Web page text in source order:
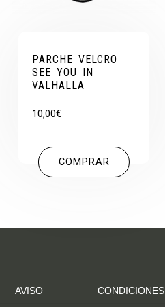
PARCHE VELCRO
SEE YOU IN
VALHALLA
10,00€
COMPRAR
AVISO
CONDICIONES